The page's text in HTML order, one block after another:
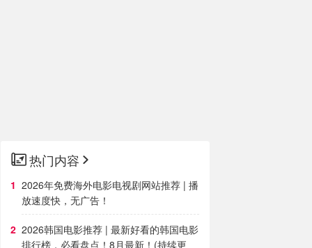
热门内容
2026年免费海外电影电视剧网站推荐 | 播
放速度快，无广告！
2026韩国电影推荐 | 最新好看的韩国电影
排行榜，必看盘点！8月最新！(持续更